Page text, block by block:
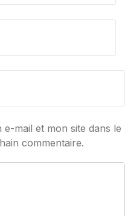
mail et mon site dans le
commentaire.